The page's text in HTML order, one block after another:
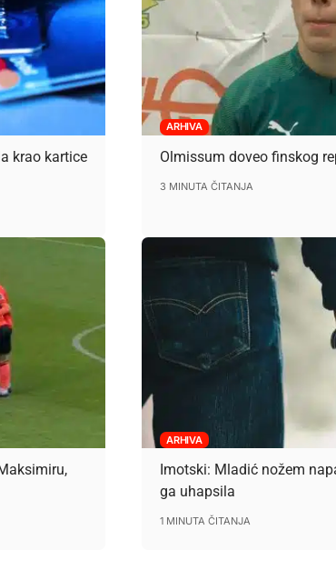
krao kartice
ARHIVA
Olmissum doveo finskog
3 MINUTA ČITANJA
ARHIVA
Imotski: Mladić nožem
ga uhapsila
1 MINUTA ČITANJA